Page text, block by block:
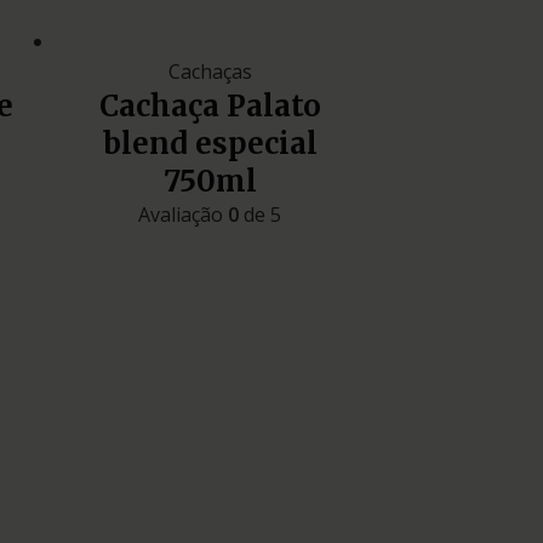
Cachaças
Cachaça Palato
blend especial
750ml
Avaliação 0 de 5